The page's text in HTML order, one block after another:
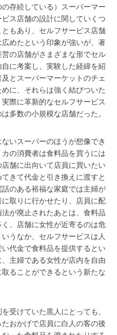
の存続している）スーパーマー
ス店舗の設計に関していくつ
もあり、セルフサービス店舗
めたという印象が強いが、著
の店舗がさまざまな形でセル
に考案し、実験した経緯を紹
とスーパーマーケットのチェ
に、それらは強く結びついた
際に革新的なセルフサービス
多数の小規模な店舗だった。
いスーパーのほうが想像でき
の消費者は食料品を買うには
舗に出向いて店員に買いたい
きて代金と引き換えに渡すと
のある裕福な家庭では主婦が
取りに行かせたり、店員に配
が廃止されたあとは、食料品
、店舗に女性が近寄るのは危
うなか、セルフサービスは人
代金で食料品を提供するとい
主婦である女性が店内を自由
ることができるという新たな
受けていた黒人にとっても、
おかげで店員に白人の客の後